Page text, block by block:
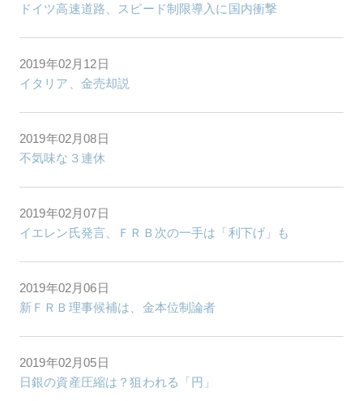
ドイツ高速道路、スピード制限導入に国内衝撃
2019年02月12日
イタリア、金売却説
2019年02月08日
不気味な３連休
2019年02月07日
イエレン氏発言、ＦＲＢ次の一手は「利下げ」も
2019年02月06日
新ＦＲＢ理事候補は、金本位制論者
2019年02月05日
日銀の資産圧縮は？狙われる「円」